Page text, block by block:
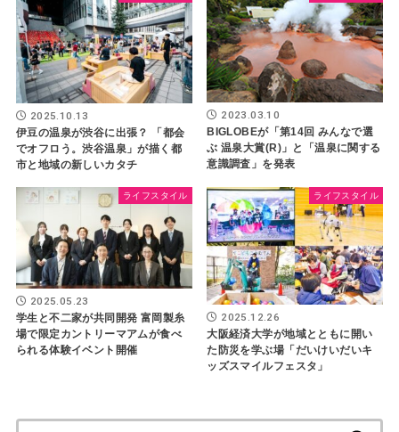
2025.10.13
伊豆の温泉が渋谷に出張？ 「都会
でオフロう。渋谷温泉」が描く都
市と地域の新しいカタチ
2023.03.10
BIGLOBEが「第14回 みんなで選
ぶ 温泉大賞(R)」と「温泉に関する
意識調査」を発表
ライフスタイル
2025.05.23
学生と不二家が共同開発 富岡製糸
場で限定カントリーマアムが食べ
られる体験イベント開催
ライフスタイル
2025.12.26
大阪経済大学が地域とともに開い
た防災を学ぶ場「だいけいだいキ
ッズスマイルフェスタ」